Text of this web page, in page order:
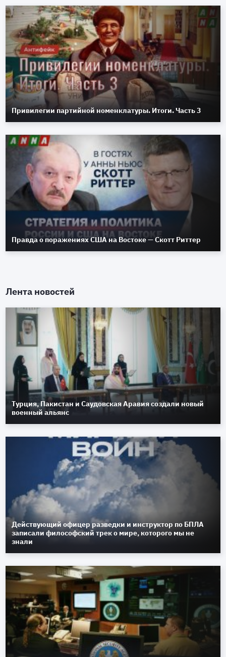
Привилегии партийной номенклатуры. Итоги. Часть 3
Правда о поражениях США на Востоке — Скотт Риттер
Лента новостей
Турция, Пакистан и Саудовская Аравия создали новый
военный альянс
Действующий офицер разведки и инструктор по БПЛА
записали философский трек о мире, которого мы не
знали